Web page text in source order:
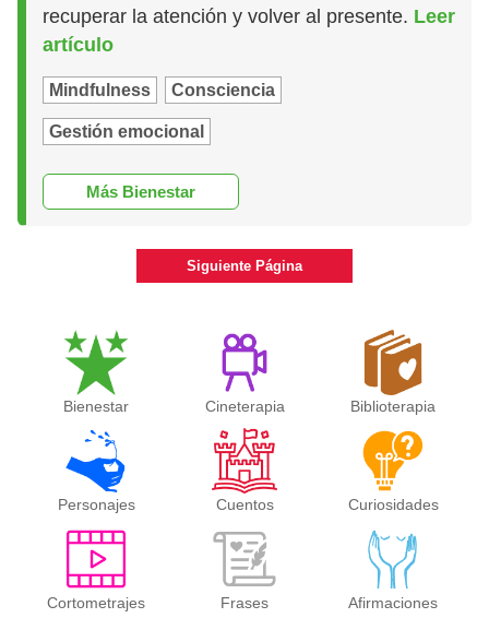
recuperar la atención y volver al presente. Leer
artículo
Mindfulness Consciencia
Gestión emocional
Más Bienestar
Siguiente Página
Bienestar Cineterapia Biblioterapia
Personajes Cuentos Curiosidades
Cortometrajes Frases Afirmaciones